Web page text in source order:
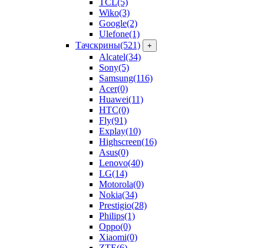
Wiko(3)
Google(2)
Ulefone(1)
Тачскрины(521) +
Alcatel(34)
Sony(5)
Samsung(116)
Acer(0)
Huawei(11)
HTC(0)
Fly(91)
Explay(10)
Highscreen(16)
Asus(0)
Lenovo(40)
LG(14)
Motorola(0)
Nokia(34)
Prestigio(28)
Philips(1)
Oppo(0)
Xiaomi(0)